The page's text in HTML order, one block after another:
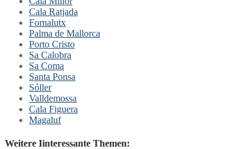
Cala Ratjada
Fornalutx
Palma de Mallorca
Porto Cristo
Sa Calobra
Sa Coma
Santa Ponsa
Sóller
Valldemossa
Cala Figuera
Magaluf
Weitere Iinteressante Themen: